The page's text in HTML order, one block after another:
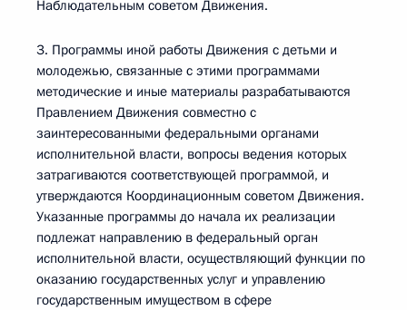
Наблюдательным советом Движения.
3. Программы иной работы Движения с детьми и
молодежью, связанные с этими программами
методические и иные материалы разрабатываются
Правлением Движения совместно с
заинтересованными федеральными органами
исполнительной власти, вопросы ведения которых
затрагиваются соответствующей программой, и
утверждаются Координационным советом Движения.
Указанные программы до начала их реализации
подлежат направлению в федеральный орган
исполнительной власти, осуществляющий функции по
оказанию государственных услуг и управлению
государственным имуществом в сфере